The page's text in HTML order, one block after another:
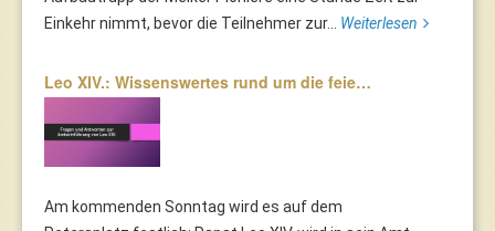
Einkehr nimmt, bevor die Teilnehmer zur... Weiterlesen
Leo XIV.: Wissenswertes rund um die feie…
Am kommenden Sonntag wird es auf dem